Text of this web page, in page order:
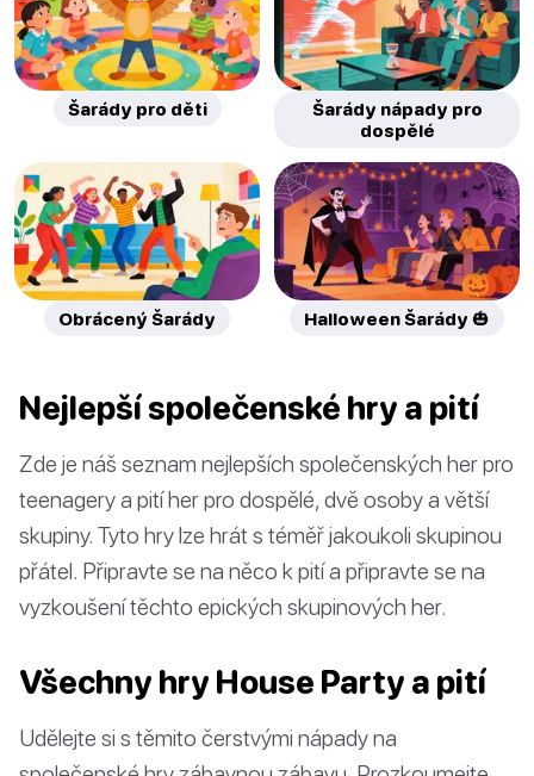
Šarády pro děti
Šarády nápady pro
dospělé
Obrácený Šarády Halloween Šarády 🎃
Nejlepší společenské hry a pití
Zde je náš seznam nejlepších společenských her pro
teenagery a pití her pro dospělé, dvě osoby a větší
skupiny. Tyto hry lze hrát s téměř jakoukoli skupinou
přátel. Připravte se na něco k pití a připravte se na
vyzkoušení těchto epických skupinových her.
Všechny hry House Party a pití
Udělejte si s těmito čerstvými nápady na